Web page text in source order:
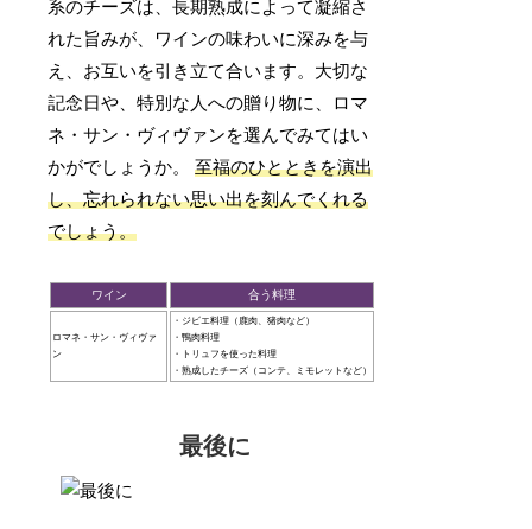
系のチーズは、長期熟成によって凝縮さ
れた旨みが、ワインの味わいに深みを与
え、お互いを引き立て合います。大切な
記念日や、特別な人への贈り物に、ロマ
ネ・サン・ヴィヴァンを選んでみてはい
かがでしょうか。至福のひとときを演出
し、忘れられない思い出を刻んでくれる
でしょう。
ワイン 合う料理
ロマネ・サン・ヴィヴァ
ン
・ジビエ料理（鹿肉、猪肉など）
・鴨肉料理
・トリュフを使った料理
・熟成したチーズ（コンテ、ミモレットなど）
最後に